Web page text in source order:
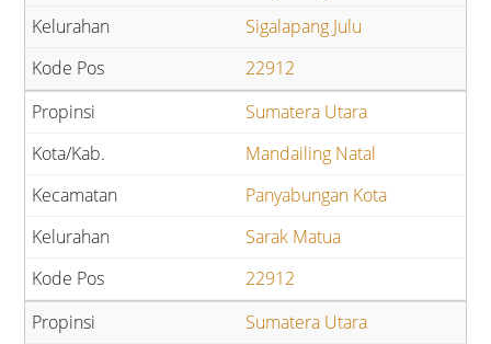
Sigalapang Julu
22912
Sumatera Utara
Mandailing Natal
Panyabungan Kota
Sarak Matua
22912
Sumatera Utara